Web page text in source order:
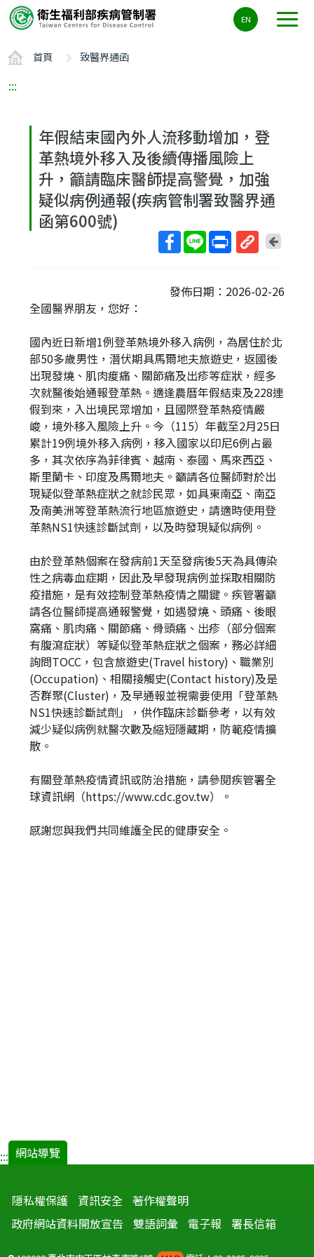
要
容
ALT+C
EN
首頁 致醫界通函
:::
年假結束國內外人流移動增加，登
革熱境外移入及後續傳播風險上
升，籲請臨床醫師提高警覺，加強
疑似病例通報(疾病管制署致醫界通
函第600號)
短
回
頁
發佈日期：2026-02-26
全國醫界朋友，您好：
國內近日新增1例登革熱境外移入病例，為居住於北
部50多歲男性，潛伏期具馬爾地夫旅遊史，返國後
出現發燒、肌肉痠痛、關節痛及出疹等症狀，經多
次就醫後始通報登革熱。適逢農曆年假結束及228連
假到來，入出境民眾增加，且國際登革熱疫情嚴
峻，境外移入風險上升。今（115）年截至2月25日
累計19例境外移入病例，移入國家以印尼6例占最
多，其次依序為菲律賓、越南、泰國、馬來西亞、
斯里蘭卡、印度及馬爾地夫。籲請各位醫師對於出
現疑似登革熱症狀之就診民眾，如具東南亞、南亞
及南美洲等登革熱流行地區旅遊史，請適時使用登
革熱NS1快速診斷試劑，以及時發現疑似病例。
由於登革熱個案在發病前1天至發病後5天為具傳染
性之病毒血症期，因此及早發現病例並採取相關防
疫措施，是有效控制登革熱疫情之關鍵。疾管署籲
請各位醫師提高通報警覺，如遇發燒、頭痛、後眼
窩痛、肌肉痛、關節痛、骨頭痛、出疹（部分個案
有腹瀉症狀）等疑似登革熱症狀之個案，務必詳細
詢問TOCC，包含旅遊史(Travel history)、職業別
(Occupation)、相關接觸史(Contact history)及是
否群聚(Cluster)，及早通報並視需要使用「登革熱
NS1快速診斷試劑」，供作臨床診斷參考，以有效
減少疑似病例就醫次數及縮短隱藏期，防範疫情擴
散。
有關登革熱疫情資訊或防治措施，請參閱疾管署全
球資訊網（https://www.cdc.gov.tw）。
感謝您與我們共同維護全民的健康安全。
::: 網站導覽
隱私權保護 資訊安全 著作權聲明
政府網站資料開放宣告
雙語詞彙 電子報 署長信箱